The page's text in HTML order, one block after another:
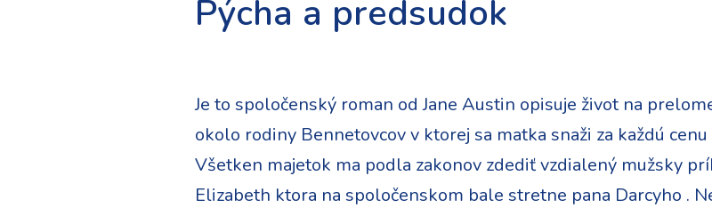
Pýcha a predsudok
Je to spoločenský roman od Jane Austin opisuje život na
okolo rodiny Bennetovcov v ktorej sa matka snaži za každú
Všetken majetok ma podla zakonov zdediť vzdialený mužsky
Elizabeth ktora na spoločenskom bale stretne pana Darcyho .